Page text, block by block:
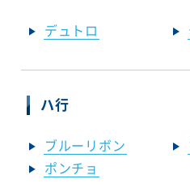
デュトロ
ハ行
ブルーリボン
ポンチョ